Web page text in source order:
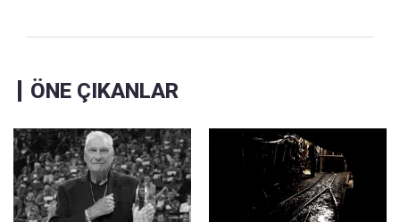
ÖNE ÇIKANLAR